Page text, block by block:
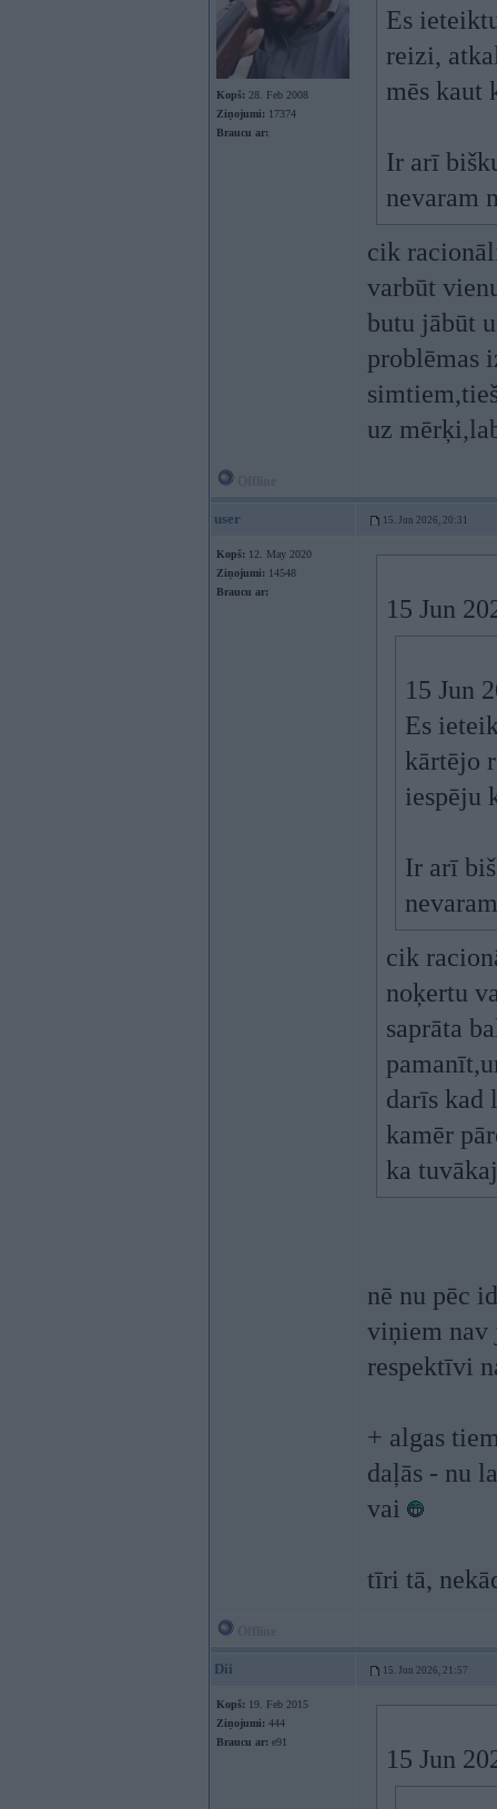
Kopš: 28. Feb 2008
Ziņojumi: 17374
Braucu ar:
Es
reizi,
mēs kaut
Ir arī
nevaram
cik
varbūt
butu jābūt
problēmas
uz
user 15. Jun 2026, 20:31
Kopš: 12. May 2020
Ziņojumi: 14548
Braucu ar:
15 Jun
15 Jun
Es
kārtējo
iespēju
Ir arī
cik
noķertu
saprāta
darīs kad
kamēr
ka
nē nu pēc
viņiem nav
respektīvi
+ algas
daļās - nu
vai
tīri tā,
Dii 15. Jun 2026, 21:57
Kopš: 19. Feb 2015
Ziņojumi: 444
Braucu ar: e91
15 Jun